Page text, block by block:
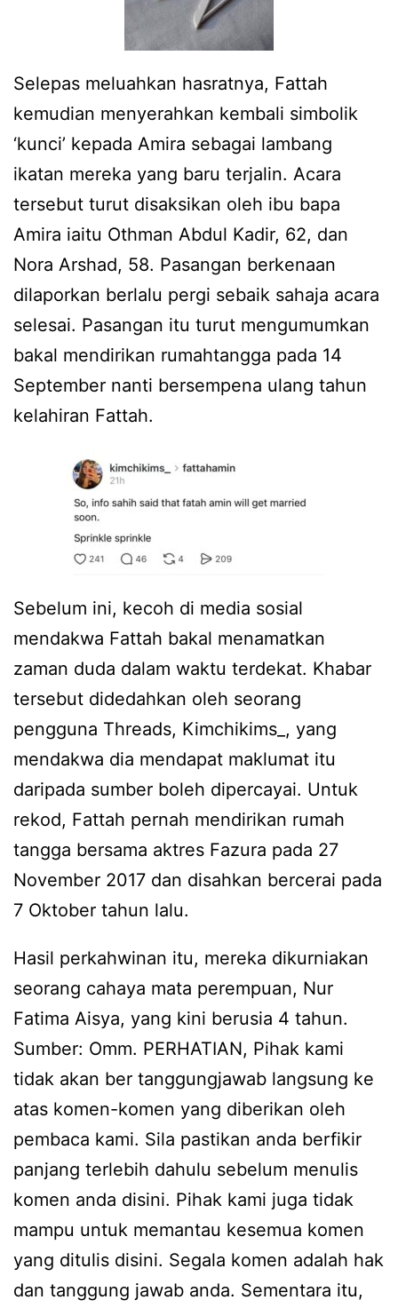
Selepas meluahkan hasratnya, Fattah
kemudian menyerahkan kembali simbolik
‘kunci’ kepada Amira sebagai lambang
ikatan mereka yang baru terjalin. Acara
tersebut turut disaksikan oleh ibu bapa
Amira iaitu Othman Abdul Kadir, 62, dan
Nora Arshad, 58. Pasangan berkenaan
dilaporkan berlalu pergi sebaik sahaja acara
selesai. Pasangan itu turut mengumumkan
bakal mendirikan rumahtangga pada 14
September nanti bersempena ulang tahun
kelahiran Fattah.
Sebelum ini, kecoh di media sosial
mendakwa Fattah bakal menamatkan
zaman duda dalam waktu terdekat. Khabar
tersebut didedahkan oleh seorang
pengguna Threads, Kimchikims_, yang
mendakwa dia mendapat maklumat itu
daripada sumber boleh dipercayai. Untuk
rekod, Fattah pernah mendirikan rumah
tangga bersama aktres Fazura pada 27
November 2017 dan disahkan bercerai pada
7 Oktober tahun lalu.
Hasil perkahwinan itu, mereka dikurniakan
seorang cahaya mata perempuan, Nur
Fatima Aisya, yang kini berusia 4 tahun.
Sumber: Omm. PERHATIAN, Pihak kami
tidak akan ber tanggungjawab langsung ke
atas komen-komen yang diberikan oleh
pembaca kami. Sila pastikan anda berfikir
panjang terlebih dahulu sebelum menulis
komen anda disini. Pihak kami juga tidak
mampu untuk memantau kesemua komen
yang ditulis disini. Segala komen adalah hak
dan tanggung jawab anda. Sementara itu,